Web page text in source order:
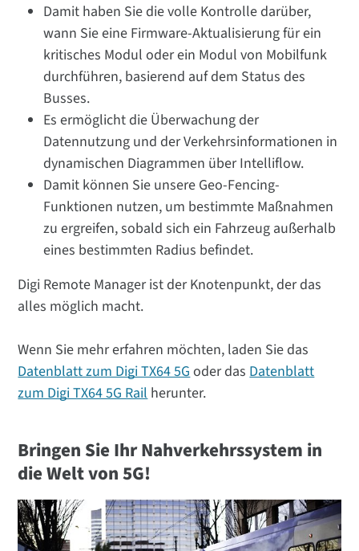
Damit haben Sie die volle Kontrolle darüber,
wann Sie eine Firmware-Aktualisierung für ein
kritisches Modul oder ein Modul von Mobilfunk
durchführen, basierend auf dem Status des
Busses.
Es ermöglicht die Überwachung der
Datennutzung und der Verkehrsinformationen in
dynamischen Diagrammen über Intelliflow.
Damit können Sie unsere Geo-Fencing-
Funktionen nutzen, um bestimmte Maßnahmen
zu ergreifen, sobald sich ein Fahrzeug außerhalb
eines bestimmten Radius befindet.
Digi Remote Manager ist der Knotenpunkt, der das
alles möglich macht.
Wenn Sie mehr erfahren möchten, laden Sie das
Datenblatt zum Digi TX64 5G oder das Datenblatt
zum Digi TX64 5G Rail herunter.
Bringen Sie Ihr Nahverkehrssystem in
die Welt von 5G!